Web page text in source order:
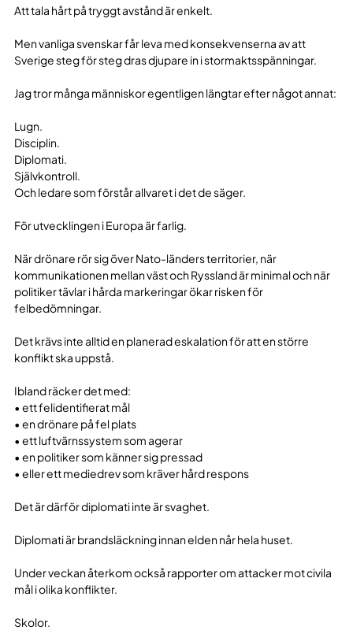
Att tala hårt på tryggt avstånd är enkelt.
Men vanliga svenskar får leva med konsekvenserna av att
Sverige steg för steg dras djupare in i stormaktsspänningar.
Jag tror många människor egentligen längtar efter något annat:
Lugn.
Disciplin.
Diplomati.
Självkontroll.
Och ledare som förstår allvaret i det de säger.
För utvecklingen i Europa är farlig.
När drönare rör sig över Nato-länders territorier, när
kommunikationen mellan väst och Ryssland är minimal och när
politiker tävlar i hårda markeringar ökar risken för
felbedömningar.
Det krävs inte alltid en planerad eskalation för att en större
konflikt ska uppstå.
Ibland räcker det med:
• ett felidentifierat mål
• en drönare på fel plats
• ett luftvärnssystem som agerar
• en politiker som känner sig pressad
• eller ett mediedrev som kräver hård respons
Det är därför diplomati inte är svaghet.
Diplomati är brandsläckning innan elden når hela huset.
Under veckan återkom också rapporter om attacker mot civila
mål i olika konflikter.
Skolor.